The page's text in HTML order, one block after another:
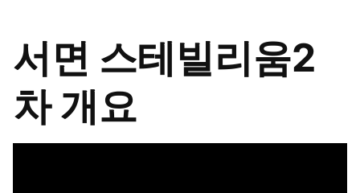
서면 스테빌리움2
차 개요